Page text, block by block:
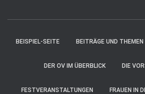
BEISPIEL-SEITE BEITRÄGE UND THEMEN
DER OV IM ÜBERBLICK DIE
FESTVERANSTALTUNGEN FRAUEN IN